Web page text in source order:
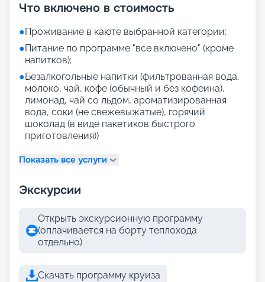
Что включено в стоимость
●Проживание в каюте выбранной категории;
●Питание по программе "все включено" (кроме
напитков);
●Безалкогольные напитки (фильтрованная вода,
молоко, чай, кофе (обычный и без кофеина),
лимонад, чай со льдом, ароматизированная
вода, соки (не свежевыжатые), горячий
шоколад (в виде пакетиков быстрого
приготовления))
Показать все услуги
Экскурсии
Открыть экскурсионную программу
(оплачивается на борту теплохода
отдельно)
Скачать программу круиза